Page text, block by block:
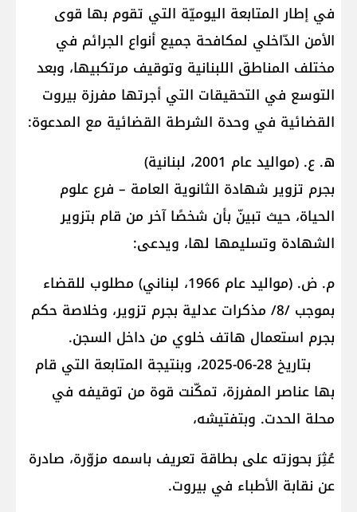
في إطار المتابعة اليوميّة التي تقوم بها قوى
الأمن الدّاخلي لمكافحة جميع أنواع الجرائم في
مختلف المناطق اللبنانية وتوقيف مرتكبيها، وبعد
التوسع في التحقيقات التي أجرتها مفرزة بيروت
القضائية في وحدة الشرطة القضائية مع المدعوة:
ه. ع. (مواليد عام 2001، لبنانية)
بجرم تزوير شهادة الثانوية العامة – فرع علوم
الحياة، حيث تبينّ بأن شخصًا آخر من قام بتزوير
الشهادة وتسليمها لها، ويدعى:
م. ض. (مواليد عام 1966، لبناني) مطلوب للقضاء
بموجب /8/ مذكرات عدلية بجرم تزوير، وخلاصة حكم
بجرم استعمال هاتف خلوي من داخل السجن.
بتاريخ 28-06-2025، وبنتيجة المتابعة التي قام
بها عناصر المفرزة، تمكّنت قوة من توقيفه في
محلة الحدت. وبتفتيشه،
عُثِرَ بحوزته على بطاقة تعريف باسمه مزوّرة، صادرة
عن نقابة الأطباء في بيروت.